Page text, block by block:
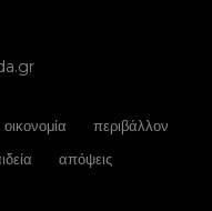
οικονομία
περιβάλλον
απόψεις